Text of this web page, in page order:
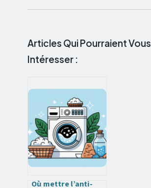
Articles Qui Pourraient Vous
Intéresser :
Où mettre l’anti-